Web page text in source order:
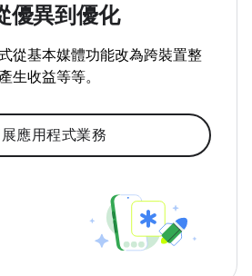
優異到優化
從基本媒體功能改為跨裝置整
生收益等等。
應用程式業務